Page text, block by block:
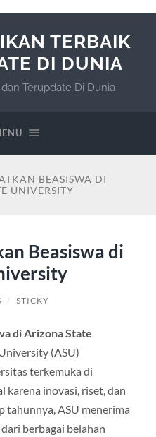
TERBAIK
DI DUNIA
Terupdate Di Dunia
BEASISWA DI
UNIVERSITY
Beasiswa di
/ STICKY
di Arizona State
(ASU)
terkemuka di
karena inovasi, riset, dan
tahunnya, ASU menerima
berbagai belahan